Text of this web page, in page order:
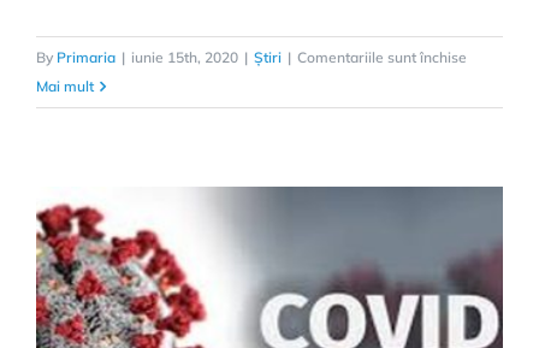
By Primaria | iunie 15th, 2020 | Știri | Comentariile sunt închise
GALBEN
regionala
pentru
ZONA
Mai mult